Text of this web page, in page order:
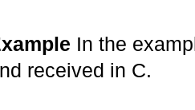
In the
received in C.